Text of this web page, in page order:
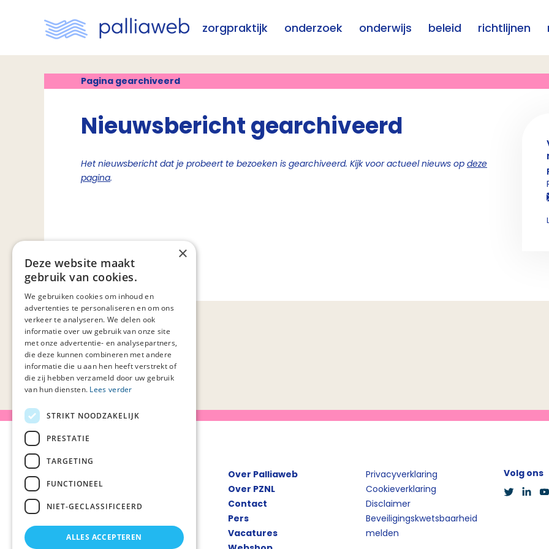
zorgpraktijk onderzoek onderwijs beleid richtlijnen
Pagina gearchiveerd
Nieuwsbericht gearchiveerd
Het nieuwsbericht dat je probeert te bezoeken is gearchiveerd. Kijk voor actueel nieuws op deze
pagina.
Over Palliaweb
Over PZNL
Contact
Pers
Vacatures
Privacyverklaring
Cookieverklaring
Disclaimer
Beveiligingskwetsbaarheid
melden
Volg ons
×
Deze website maakt
gebruik van cookies.
We gebruiken cookies om inhoud en
advertenties te personaliseren en om ons
verkeer te analyseren. We delen ook
informatie over uw gebruik van onze site
met onze advertentie- en analysepartners,
die deze kunnen combineren met andere
informatie die u aan hen heeft verstrekt of
die zij hebben verzameld door uw gebruik
van hun diensten. Lees verder
STRIKT NOODZAKELIJK
PRESTATIE
TARGETING
FUNCTIONEEL
NIET-GECLASSIFICEERD
ALLES ACCEPTEREN